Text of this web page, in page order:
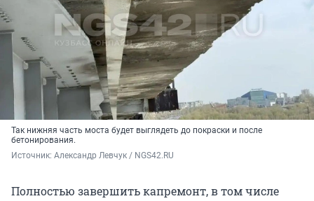
Так нижняя часть моста будет выглядеть до покраски и после
бетонирования.
Источник: Александр Левчук / NGS42.RU
Полностью завершить капремонт, в том числе